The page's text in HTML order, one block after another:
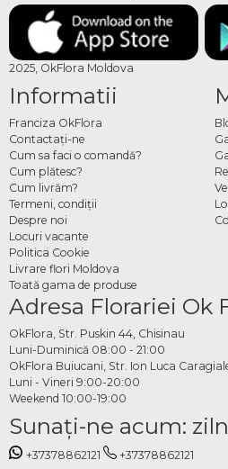
2025, OkFlora Moldova
Informatii
Franciza OkFlora
Contactaţi-ne
Cum sa faci o comandă?
Cum plătesc?
Cum livrăm?
Termeni, condiţii
Despre noi
Locuri vacante
Politica Cookie
Livrare flori Moldova
Toată gama de produse
Adresa Florariei Ok
OkFlora, Str. Puskin 44, Chisinau
Luni-Duminică 08:00 - 21:00
OkFlora Buiucani, Str. Ion Luca
Luni - Vineri 9:00-20:00
Weekend 10:00-19:00
Sunaţi-ne acum:
+37378862121 +37378862121